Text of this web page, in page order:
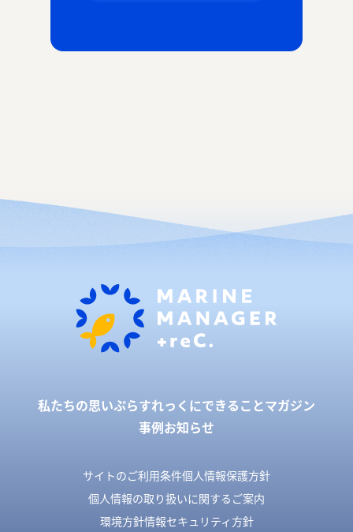
私たちの思いぷらすれっくにできることマガジン
事例お知らせ
サイトのご利用条件個人情報保護方針
個人情報の取り扱いに関するご案内
環境方針情報セキュリティ方針